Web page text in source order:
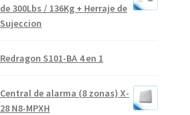
de 300Lbs / 136Kg + Herraje de
Sujeccion
Redragon S101-BA 4 en 1
Central de alarma (8 zonas) X-
28 N8-MPXH